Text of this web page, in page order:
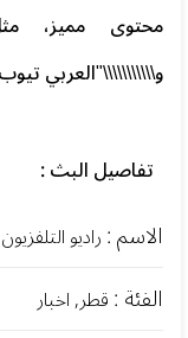
محتوى مميز،
و\\\\\\\\\\\"العربي
تفاصيل البث :
الاسم :راديو
الفئة :قطر, اخبار